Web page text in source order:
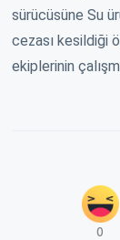
sürücüsüne Su
cezası kesildiği
ekiplerinin
0